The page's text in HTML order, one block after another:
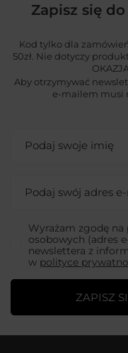
Zapisz się
Kod tylko dla
50zł. Nie dotyczy
Aby otrzymywać
e-mailem musi
Podaj swoje imię
Podaj swój adres
Wyrażam zgodę
osobowych (adres
newslettera z
w polityce
ZAPISZ